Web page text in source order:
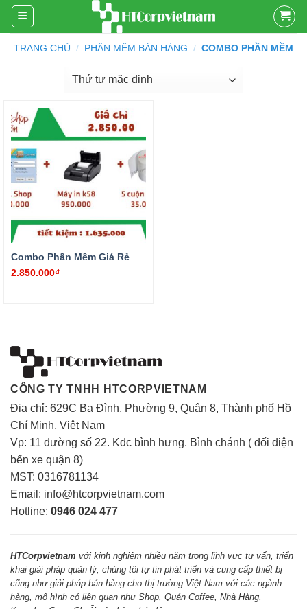
Skip
content
TRANG CHỦ / PHẦN MỀM BÁN HÀNG / COMBO PHẦN MỀM
Combo Phần Mềm Giá Rẻ
2.850.000₫
CÔNG TY TNHH HTCORPVIETNAM
Địa chỉ: 629C Ba Đình, Phường 9, Quận 8, Thành phố Hồ
Chí Minh, Việt Nam
Vp: 11 đường số 22. Kdc bình hưng. Bình chánh ( đối diện
bến xe quận 8)
MST: 0316781134
Email: info@htcorpvietnam.com
Hotline: 0946 024 477
HTCorpvietnam với kinh nghiệm nhiều năm trong lĩnh vực tư vấn, triển
khai giải pháp quản lý, chúng tôi tự tin phát triển và cung cấp thiết bị
cũng như giải pháp bán hàng cho thị trường Việt Nam với các ngành
hàng, mô hình có liên quan như Shop, Quán Coffee, Nhà Hàng,